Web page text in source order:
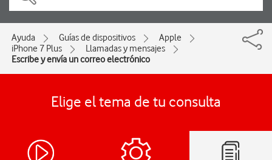
Ayuda Guías de dispositivos
Apple
iPhone 7 Plus
Llamadas y mensajes
Escribe y envía un correo electrónico
Elige el tema de tu consulta